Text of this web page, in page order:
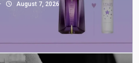
August 7, 2026